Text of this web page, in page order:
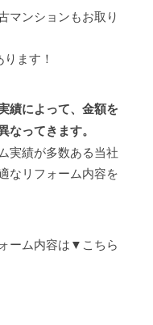
マンションもお取り
ます！
績によって、金額を
なってきます。
実績が多数ある当社
なリフォーム内容を
ーム内容は▼こちら